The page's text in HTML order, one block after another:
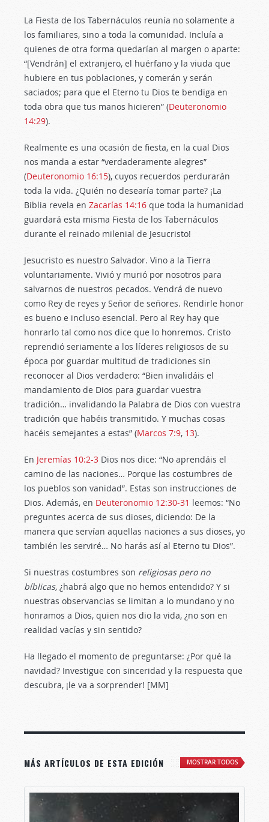
La Fiesta de los Tabernáculos reunía no solamente a
los familiares, sino a toda la comunidad. Incluía a
quienes de otra forma quedarían al margen o aparte:
“[Vendrán] el extranjero, el huérfano y la viuda que
hubiere en tus poblaciones, y comerán y serán
saciados; para que el Eterno tu Dios te bendiga en
toda obra que tus manos hicieren” (Deuteronomio
14:29).
Realmente es una ocasión de fiesta, en la cual Dios
nos manda a estar “verdaderamente alegres”
(Deuteronomio 16:15), cuyos recuerdos perdurarán
toda la vida. ¿Quién no desearía tomar parte? ¡La
Biblia revela en Zacarías 14:16 que toda la humanidad
guardará esta misma Fiesta de los Tabernáculos
durante el reinado milenial de Jesucristo!
Jesucristo es nuestro Salvador. Vino a la Tierra
voluntariamente. Vivió y murió por nosotros para
salvarnos de nuestros pecados. Vendrá de nuevo
como Rey de reyes y Señor de señores. Rendirle honor
es bueno e incluso esencial. Pero al Rey hay que
honrarlo tal como nos dice que lo honremos. Cristo
reprendió seriamente a los líderes religiosos de su
época por guardar multitud de tradiciones sin
reconocer al Dios verdadero: “Bien invalidáis el
mandamiento de Dios para guardar vuestra
tradición… invalidando la Palabra de Dios con vuestra
tradición que habéis transmitido. Y muchas cosas
hacéis semejantes a estas” (Marcos 7:9, 13).
En Jeremías 10:2-3 Dios nos dice: “No aprendáis el
camino de las naciones… Porque las costumbres de
los pueblos son vanidad”. Estas son instrucciones de
Dios. Además, en Deuteronomio 12:30-31 leemos: “No
preguntes acerca de sus dioses, diciendo: De la
manera que servían aquellas naciones a sus dioses, yo
también les serviré… No harás así al Eterno tu Dios”.
Si nuestras costumbres son religiosas pero no
bíblicas, ¿habrá algo que no hemos entendido? Y si
nuestras observancias se limitan a lo mundano y no
honramos a Dios, quien nos dio la vida, ¿no son en
realidad vacías y sin sentido?
Ha llegado el momento de preguntarse: ¿Por qué la
navidad? Investigue con sinceridad y la respuesta que
descubra, ¡le va a sorprender! [MM]
MÁS ARTÍCULOS DE ESTA EDICIÓN MOSTRAR TODOS